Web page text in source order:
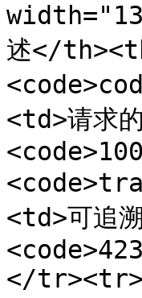
述</
<td>请求
<td>可追
</